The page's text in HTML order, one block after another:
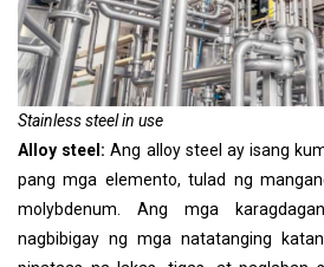
Stainless steel in use
Alloy steel:Ang alloy steel ay isang
pang mga elemento, tulad ng
molybdenum. Ang mga
nagbibigay ng mga natatanging